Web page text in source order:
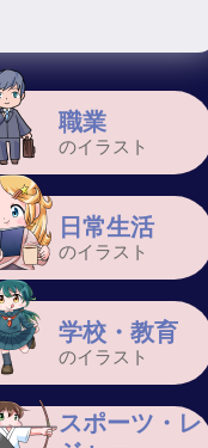
職業
のイラスト
日常生活
のイラスト
学校・教育
のイラスト
スポーツ・レ